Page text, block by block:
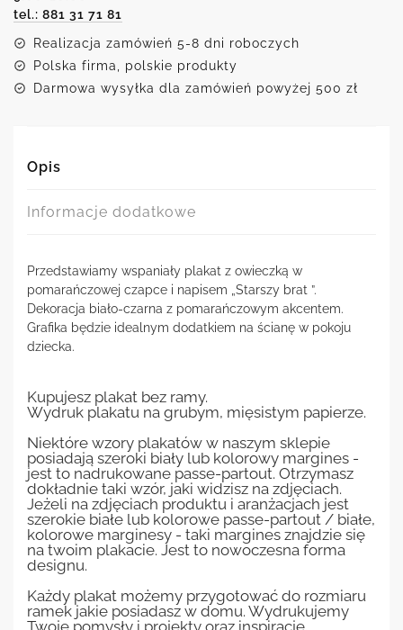
tel.: 881 31 71 81
Realizacja zamówień 5-8 dni roboczych
Polska firma, polskie produkty
Darmowa wysyłka dla zamówień powyżej 500 zł
Opis
Informacje dodatkowe
Przedstawiamy wspaniały plakat z owieczką w
pomarańczowej czapce i napisem „Starszy brat ”.
Dekoracja biało-czarna z pomarańczowym akcentem.
Grafika będzie idealnym dodatkiem na ścianę w pokoju
dziecka.
Kupujesz plakat bez ramy.
Wydruk plakatu na grubym, mięsistym papierze.
Niektóre wzory plakatów w naszym sklepie
posiadają szeroki biały lub kolorowy margines -
jest to nadrukowane passe-partout. Otrzymasz
dokładnie taki wzór, jaki widzisz na zdjęciach.
Jeżeli na zdjęciach produktu i aranżacjach jest
szerokie białe lub kolorowe passe-partout / białe,
kolorowe marginesy - taki margines znajdzie się
na twoim plakacie. Jest to nowoczesna forma
designu.
Każdy plakat możemy przygotować do rozmiaru
ramek jakie posiadasz w domu. Wydrukujemy
Twoje pomysły i projekty oraz inspiracje.